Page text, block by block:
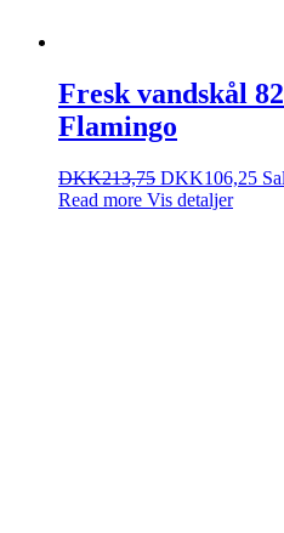
Fresk vandskål
Flamingo
DKK213,75 DKK106,25
Read more Vis detaljer